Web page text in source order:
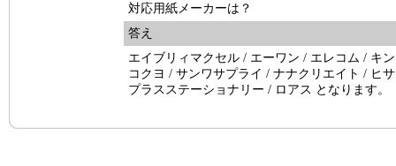
対応用紙メーカーは？
答え
エイブリィマクセル / エーワン / エレコム / キ
コクヨ / サンワサプライ / ナナクリエイト / ヒ
プラスステーショナリー / ロアス となります。